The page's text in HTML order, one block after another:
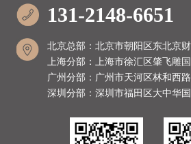
131-2148-6651
北京总部：北京市朝阳区东北京
上海分部：上海市徐汇区肇飞雕
广州分部：广州市天河区林和西
深圳分部：深圳市福田区大中华